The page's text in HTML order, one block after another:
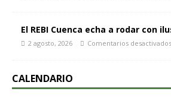
El REBI Cuenca echa a rodar con
2 agosto, 2026 Comentarios desactivados
CALENDARIO